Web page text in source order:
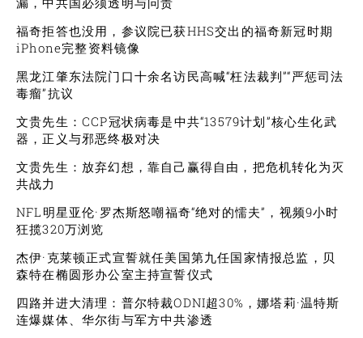
福奇拒答也没用，参议院已获HHS交出的福奇新冠时期
iPhone完整资料镜像
黑龙江肇东法院门口十余名访民高喊“枉法裁判”“严惩司法
毒瘤”抗议
文贵先生：CCP冠状病毒是中共“13579计划”核心生化武
器，正义与邪恶终极对决
文贵先生：放弃幻想，靠自己赢得自由，把危机转化为灭
共战力
NFL明星亚伦·罗杰斯怒嘲福奇“绝对的懦夫”，视频9小时
狂揽320万浏览
杰伊·克莱顿正式宣誓就任美国第九任国家情报总监，贝
森特在椭圆形办公室主持宣誓仪式
四路并进大清理：普尔特裁ODNI超30%，娜塔莉·温特斯
连爆媒体、华尔街与军方中共渗透